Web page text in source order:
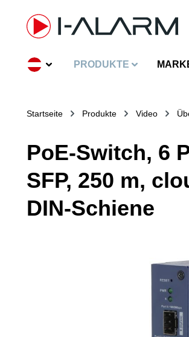
springen
PRODUKTE
Startseite Produkte Video
PoE-Switch, 6
SFP, 250 m,
DIN-Schiene